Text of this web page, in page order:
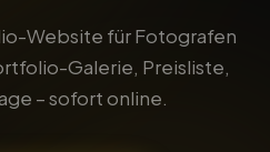
Website für Fotografen
Galerie, Preisliste,
– sofort online.